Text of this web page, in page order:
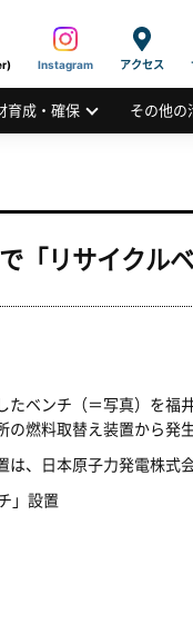
Instagram アクセス
育成・確保 その他の
「リサイクル
ベンチ（＝写真）を福
燃料取替え装置から発
、日本原子力発電株式